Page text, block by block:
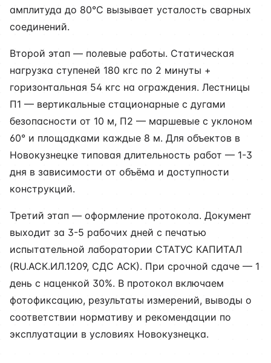
амплитуда до 80°C вызывает усталость сварных
соединений.
Второй этап — полевые работы. Статическая
нагрузка ступеней 180 кгс по 2 минуты +
горизонтальная 54 кгс на ограждения. Лестницы
П1 — вертикальные стационарные с дугами
безопасности от 10 м, П2 — маршевые с уклоном
60° и площадками каждые 8 м. Для объектов в
Новокузнецке типовая длительность работ — 1-3
дня в зависимости от объёма и доступности
конструкций.
Третий этап — оформление протокола. Документ
выходит за 3-5 рабочих дней с печатью
испытательной лаборатории СТАТУС КАПИТАЛ
(RU.АСК.ИЛ.1209, СДС АСК). При срочной сдаче — 1
день с наценкой 30%. В протокол включаем
фотофиксацию, результаты измерений, выводы о
соответствии нормативу и рекомендации по
эксплуатации в условиях Новокузнецка.